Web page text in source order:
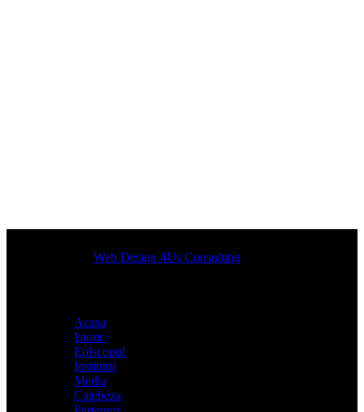
Designed byWeb Design 4Us Consulting
Acasa
Istoric
Episcopul
Institutii
Media
Cateheza